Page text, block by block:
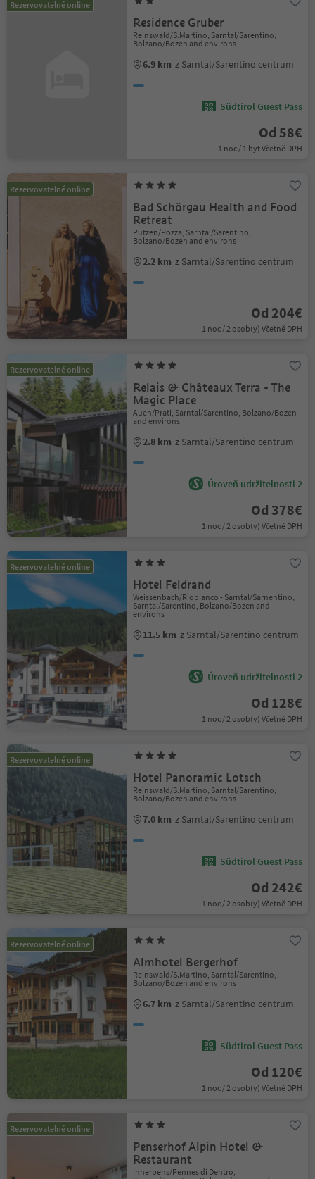
Rezervovatelné online
Residence Gruber
Reinswald/S.Martino, Sarntal/Sarentino,
Bolzano/Bozen and environs
6.9 km z Sarntal/Sarentino centrum
Südtirol Guest Pass
Od 58€
1 noc / 1 byt Včetně DPH
Rezervovatelné online
Bad Schörgau Health and Food
Retreat
Putzen/Pozza, Sarntal/Sarentino,
Bolzano/Bozen and environs
2.2 km z Sarntal/Sarentino centrum
Od 204€
1 noc / 2 osob(y) Včetně DPH
Rezervovatelné online
Relais & Châteaux Terra - The
Magic Place
Auen/Prati, Sarntal/Sarentino, Bolzano/Bozen
and environs
2.8 km z Sarntal/Sarentino centrum
Úroveň udržitelnosti 2
Od 378€
1 noc / 2 osob(y) Včetně DPH
Rezervovatelné online
Hotel Feldrand
Weissenbach/Riobianco - Sarntal/Sarnentino,
Sarntal/Sarentino, Bolzano/Bozen and
environs
11.5 km z Sarntal/Sarentino centrum
Úroveň udržitelnosti 2
Od 128€
1 noc / 2 osob(y) Včetně DPH
Rezervovatelné online
Hotel Panoramic Lotsch
Reinswald/S.Martino, Sarntal/Sarentino,
Bolzano/Bozen and environs
7.0 km z Sarntal/Sarentino centrum
Südtirol Guest Pass
Od 242€
1 noc / 2 osob(y) Včetně DPH
Rezervovatelné online
Almhotel Bergerhof
Reinswald/S.Martino, Sarntal/Sarentino,
Bolzano/Bozen and environs
6.7 km z Sarntal/Sarentino centrum
Südtirol Guest Pass
Od 120€
1 noc / 2 osob(y) Včetně DPH
Rezervovatelné online
Penserhof Alpin Hotel &
Restaurant
Innerpens/Pennes di Dentro,